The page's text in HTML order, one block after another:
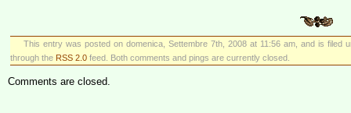
This entry was posted on domenica, Settembre 7th, 2008 at 11:56 am, and is filed
through the RSS 2.0 feed. Both comments and pings are currently closed.
Comments are closed.